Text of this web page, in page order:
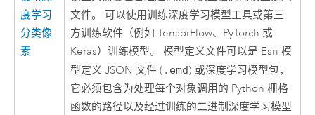
度学习
分类像
素
文件。 可以使用训练深度学习模型工具或第三
方训练软件（例如 TensorFlow、PyTorch 或
Keras）训练模型。 模型定义文件可以是 Esri 模
型定义 JSON 文件 ( .emd) 或深度学习模型包，
它必须包含为处理每个对象调用的 Python 栅格
函数的路径以及经过训练的二进制深度学习模型